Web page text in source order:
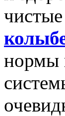
нормы